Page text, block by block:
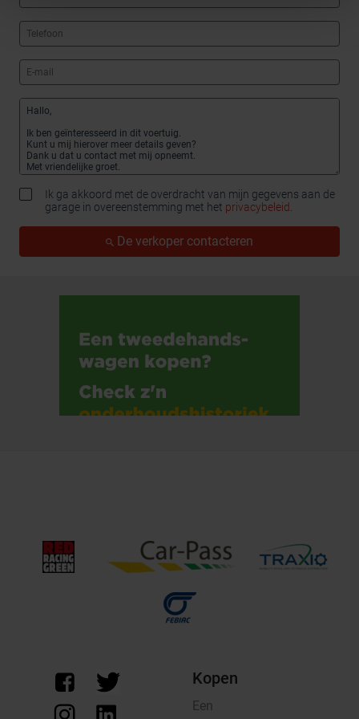
Ik ga akkoord met de overdracht van mijn gegevens aan de
garage in overeenstemming met het privacybeleid.
De verkoper contacteren
Kopen
Een